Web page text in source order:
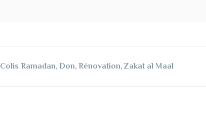
Colis Ramadan, Don, Rénovation, Zakat al Maal